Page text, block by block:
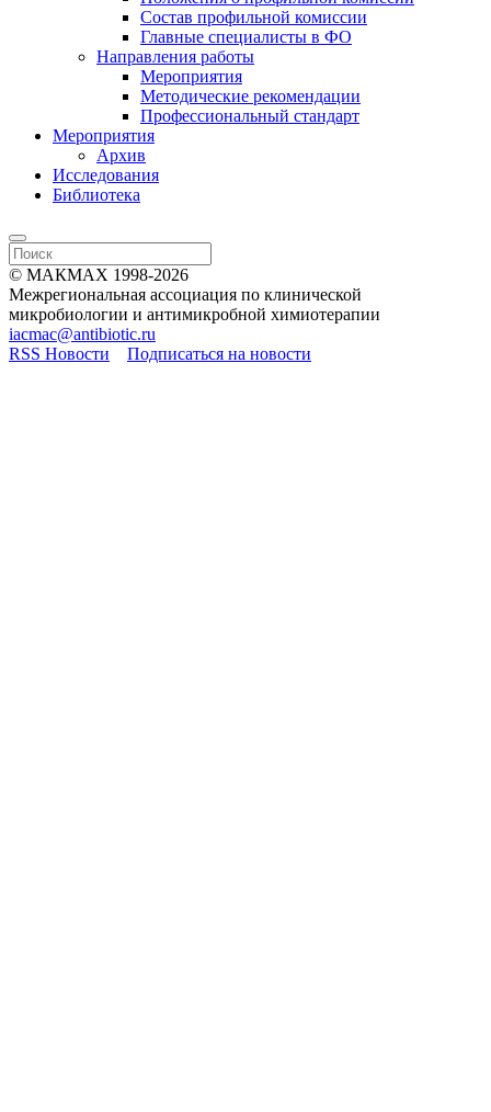
Состав профильной комиссии
Главные специалисты в ФО
Направления работы
Мероприятия
Методические рекомендации
Профессиональный стандарт
Мероприятия
Архив
Исследования
Библиотека
© МАКМАХ 1998-2026
Межрегиональная ассоциация по клинической
микробиологии и антимикробной химиотерапии
iacmac@antibiotic.ru
RSS Новости
Подписаться на новости